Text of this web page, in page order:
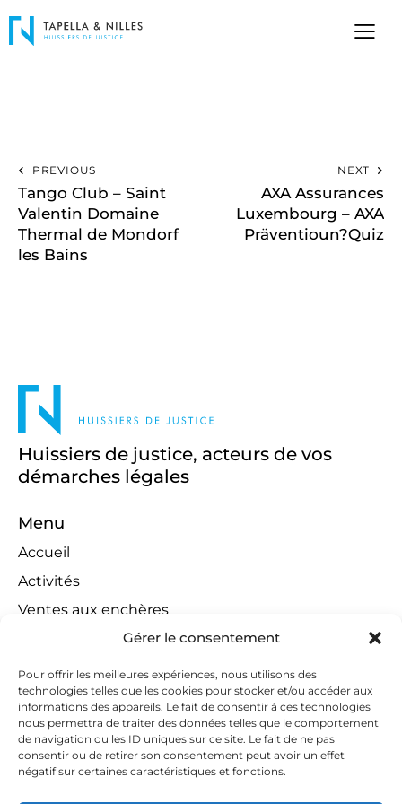
Gérer le consentement
Pour offrir les meilleures expériences, nous utilisons des
technologies telles que les cookies pour stocker et/ou accéder aux
informations des appareils. Le fait de consentir à ces technologies
nous permettra de traiter des données telles que le comportement
de navigation ou les ID uniques sur ce site. Le fait de ne pas
consentir ou de retirer son consentement peut avoir un effet
négatif sur certaines caractéristiques et fonctions.
PREVIOUS
Tango Club – Saint
Valentin Domaine
Thermal de Mondorf
les Bains
NEXT
AXA Assurances
Luxembourg – AXA
Präventioun?Quiz
Huissiers de justice, acteurs de vos
démarches légales
Menu
Accueil
Activités
Ventes aux enchères
Compétences territoriales
Jeux concours
Liens
Contact
Contactez-nous
huissiers@tapella-nilles.lu